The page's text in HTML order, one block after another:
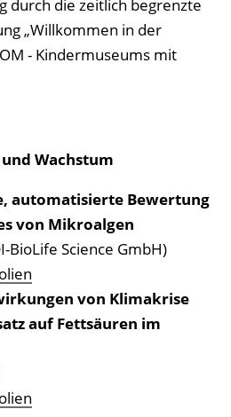
durch die zeitlich begrenzte
„Willkommen in der
- Kindermuseums mit
Wachstum
automatisierte Bewertung
von Mikroalgen
BioLife Science GmbH)
von Klimakrise
auf Fettsäuren im